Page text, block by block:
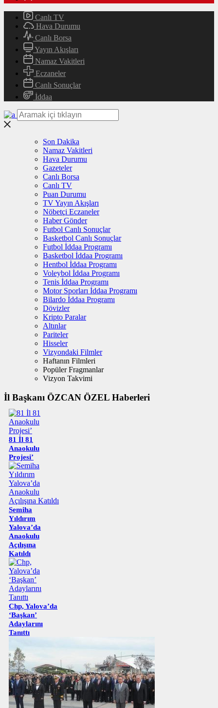
Canlı TV
Hava Durumu
Canlı Borsa
Yayın Akışları
Namaz Vakitleri
Eczaneler
Canlı Sonuçlar
İddaa
Son Dakika
Namaz Vakitleri
Hava Durumu
Gazeteler
Canlı Borsa
Canlı TV
Puan Durumu
TV Yayın Akışları
Nöbetçi Eczaneler
Haber Gönder
Futbol Canlı Sonuçlar
Basketbol Canlı Sonuçlar
Futbol İddaa Programı
Basketbol İddaa Programı
Hentbol İddaa Programı
Voleybol İddaa Programı
Tenis İddaa Programı
Motor Sporları İddaa Programı
Bilardo İddaa Programı
Dövizler
Kripto Paralar
Altınlar
Pariteler
Hisseler
Vizyondaki Filmler
Haftanın Filmleri
Popüler Fragmanlar
Vizyon Takvimi
İl Başkanı ÖZCAN ÖZEL Haberleri
81 İl 81
Anaokulu
Projesi’
Semiha
Yıldırım
Yalova’da
Anaokulu
Açılışına
Katıldı
Chp, Yalova’da
‘Başkan’
Adaylarını
Tanıttı